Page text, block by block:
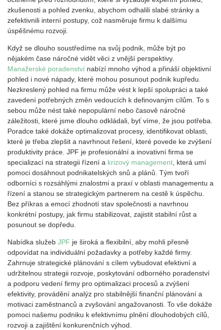
zkušenosti a pohled zvenku, abychom odhalili slabé stránky a
zefektivnili interní postupy, což nasměruje firmu k dalšímu
úspěšnému rozvoji.
Když se dlouho soustředíme na svůj podnik, může být po
nějakém čase náročné vidět věci z vnější perspektivy.
Manažerské poradenství nabízí mnoho výhod a přináší objektivní
pohled i nové nápady, které mohou posunout podnik kupředu.
Nezkreslený pohled na firmu může vést k lepší spolupráci a také
zavedení potřebných změn vedoucích k definovaným cílům. To s
sebou může nést také nepopulární nebo časově náročné
záležitosti, které jsme dlouho odkládali, byť víme, že jsou potřeba.
Poradce také dokáže optimalizovat procesy, identifikovat oblasti,
které je třeba zlepšit a navrhnout řešení, které povede ke zvýšení
produktivity práce. JPF je profesionální a inovativní firma se
specializací na strategii řízení a krizový management, která umí
pomoci dosáhnout podnikatelských snů a plánů. Tým tvoří
odborníci s rozsáhlými znalostmi a praxí v oblasti managementu a
řízení a stanou se strategickým partnerem na cestě k úspěchu.
Bez příkras a emocí zhodnotí stav společnosti a navrhnou
konkrétní postupy, jak firmu stabilizovat, zajistit stabilní růst a
posunout se dopředu.
Nabídka služeb JPF je široká a flexibilní, aby mohli přesně
odpovídat na individuální požadavky a potřeby každé firmy.
Zahrnuje strategické plánování s cílem vybudovat efektivní a
udržitelnou strategii rozvoje, poskytování odborného poradenství
a podporu vedení firmy pro optimalizaci procesů a zvýšení
efektivity, provádění analýz pro stabilnější finanční plánování a
motivaci zaměstnanců a zvyšování angažovanosti. To vše dokáže
pomoci našemu podniku k efektivnímu plnění dlouhodobých cílů,
rozvoji a zajištění konkurenčních výhod.